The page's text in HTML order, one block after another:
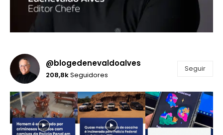
@blogedenevaldoalves
208,8kSeguidores
Seguir